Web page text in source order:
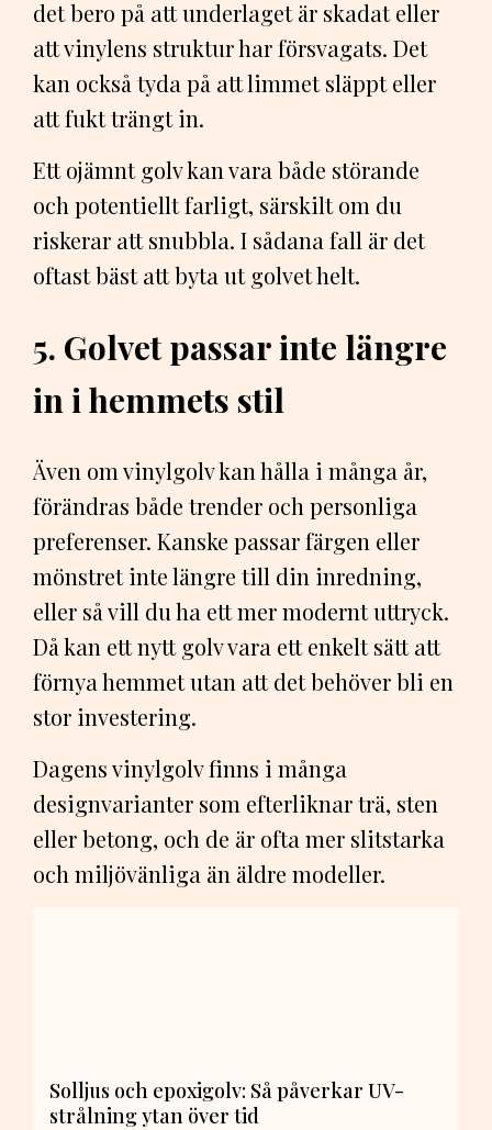
det bero på att underlaget är skadat eller
att vinylens struktur har försvagats. Det
kan också tyda på att limmet släppt eller
att fukt trängt in.
Ett ojämnt golv kan vara både störande
och potentiellt farligt, särskilt om du
riskerar att snubbla. I sådana fall är det
oftast bäst att byta ut golvet helt.
5. Golvet passar inte längre
in i hemmets stil
Även om vinylgolv kan hålla i många år,
förändras både trender och personliga
preferenser. Kanske passar färgen eller
mönstret inte längre till din inredning,
eller så vill du ha ett mer modernt uttryck.
Då kan ett nytt golv vara ett enkelt sätt att
förnya hemmet utan att det behöver bli en
stor investering.
Dagens vinylgolv finns i många
designvarianter som efterliknar trä, sten
eller betong, och de är ofta mer slitstarka
och miljövänliga än äldre modeller.
Solljus och epoxigolv: Så påverkar UV-
strålning ytan över tid